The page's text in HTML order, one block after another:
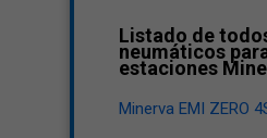
Listado de
neumáticos
estaciones
Minerva EMI ZERO